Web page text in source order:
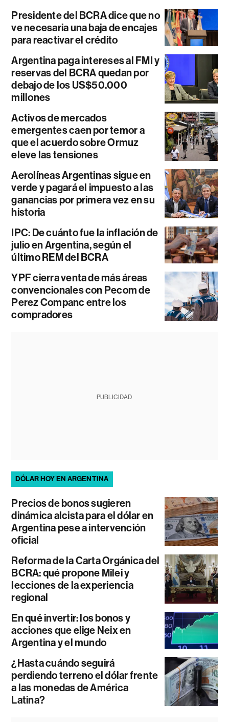
Presidente del BCRA dice que no
ve necesaria una baja de encajes
para reactivar el crédito
Argentina paga intereses al FMI y
reservas del BCRA quedan por
debajo de los US$50.000
millones
Activos de mercados
emergentes caen por temor a
que el acuerdo sobre Ormuz
eleve las tensiones
Aerolíneas Argentinas sigue en
verde y pagará el impuesto a las
ganancias por primera vez en su
historia
IPC: De cuánto fue la inflación de
julio en Argentina, según el
último REM del BCRA
YPF cierra venta de más áreas
convencionales con Pecom de
Perez Companc entre los
compradores
PUBLICIDAD
DÓLAR HOY EN ARGENTINA
Precios de bonos sugieren
dinámica alcista para el dólar en
Argentina pese a intervención
oficial
Reforma de la Carta Orgánica del
BCRA: qué propone Milei y
lecciones de la experiencia
regional
En qué invertir: los bonos y
acciones que elige Neix en
Argentina y el mundo
¿Hasta cuándo seguirá
perdiendo terreno el dólar frente
a las monedas de América
Latina?